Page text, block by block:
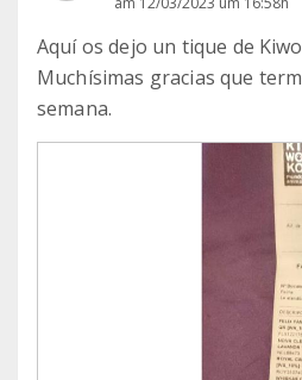
Aquí os dejo un tique de
Muchísimas gracias que
semana.